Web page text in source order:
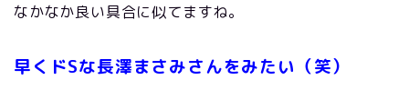
なかなか良い具合に似てますね。
早くドSな長澤まさみさんをみたい（笑）